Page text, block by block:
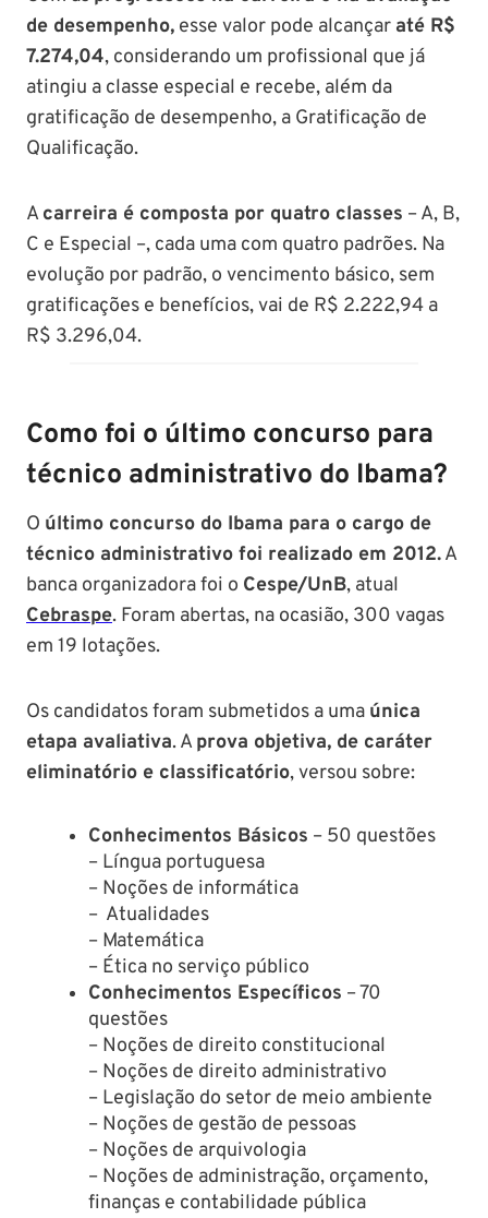
de desempenho, esse valor pode alcançar até R$
7.274,04, considerando um profissional que já
atingiu a classe especial e recebe, além da
gratificação de desempenho, a Gratificação de
Qualificação.
Acarreira é composta por quatro classes – A, B,
C e Especial –, cada uma com quatro padrões. Na
evolução por padrão, o vencimento básico, sem
gratificações e benefícios, vai de R$ 2.222,94 a
R$ 3.296,04.
Como foi o último concurso para
técnico administrativo do Ibama?
O último concurso do Ibama para o cargo de
técnico administrativo foi realizado em 2012.A
banca organizadora foi o Cespe/UnB, atual
Cebraspe. Foram abertas, na ocasião, 300 vagas
em 19 lotações.
Os candidatos foram submetidos a uma única
etapa avaliativa. Aprova objetiva, de caráter
eliminatório e classificatório, versou sobre:
Conhecimentos Básicos – 50 questões
– Língua portuguesa
– Noções de informática
– Atualidades
– Matemática
– Ética no serviço público
Conhecimentos Específicos – 70
questões
– Noções de direito constitucional
– Noções de direito administrativo
– Legislação do setor de meio ambiente
– Noções de gestão de pessoas
– Noções de arquivologia
– Noções de administração, orçamento,
finanças e contabilidade pública